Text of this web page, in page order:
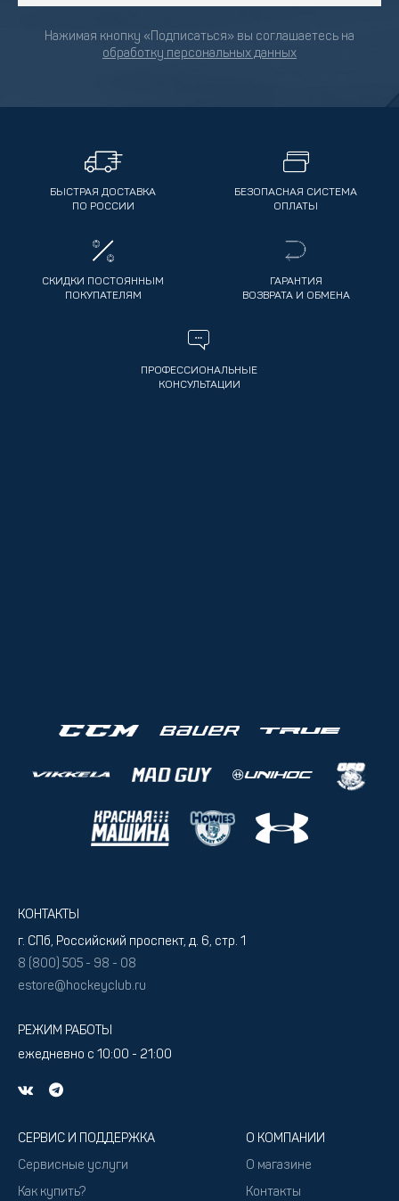
Нажимая кнопку «Подписаться» вы соглашаетесь на
обработку персональных данных
БЫСТРАЯ ДОСТАВКА
ПО РОССИИ
БЕЗОПАСНАЯ СИСТЕМА
ОПЛАТЫ
СКИДКИ ПОСТОЯННЫМ
ПОКУПАТЕЛЯМ
ГАРАНТИЯ
ВОЗВРАТА И ОБМЕНА
ПРОФЕССИОНАЛЬНЫЕ
КОНСУЛЬТАЦИИ
КОНТАКТЫ
г. СПб, Российский проспект, д. 6, стр. 1
8 (800) 505 - 98 - 08
estore@hockeyclub.ru
РЕЖИМ РАБОТЫ
ежедневно с 10:00 - 21:00
СЕРВИС И ПОДДЕРЖКА
Сервисные услуги
Как купить?
О КОМПАНИИ
О магазине
Контакты